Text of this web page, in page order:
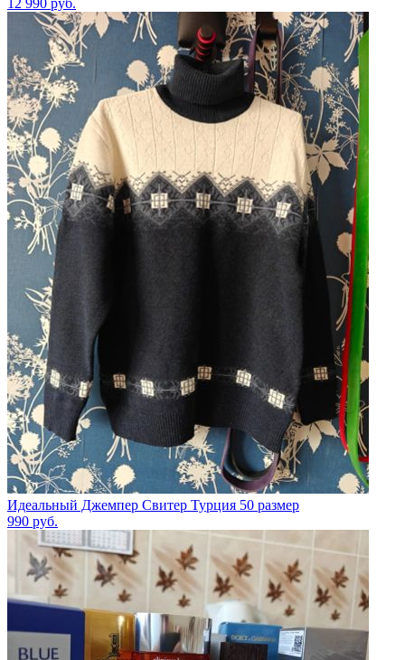
Идеальный Джемпер Свитер Турция 50 размер
990 руб.